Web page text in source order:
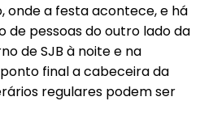
onde a festa acontece, e há
pessoas do outro lado da
de SJB à noite e na
final a cabeceira da
regulares podem ser